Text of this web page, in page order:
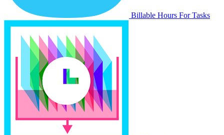
Billable Hours For Tasks